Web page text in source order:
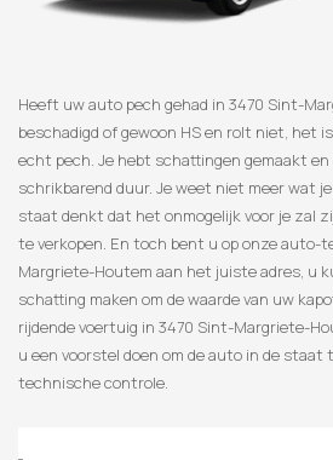
Heeft uw auto pech gehad in 3470 Sint-
beschadigd of gewoon HS en rolt niet, het
echt pech. Je hebt schattingen gemaakt
schrikbarend duur. Je weet niet meer wat
staat denkt dat het onmogelijk voor je zal
te verkopen. En toch bent u op onze auto-
Margriete-Houtem aan het juiste adres, u
schatting maken om de waarde van uw
rijdende voertuig in 3470 Sint-Margriete-
u een voorstel doen om de auto in de staat
technische controle.